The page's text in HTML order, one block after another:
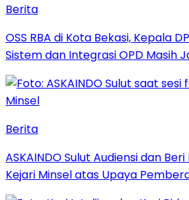
Berita
‎OSS RBA di Kota Bekasi, Kepala
Sistem dan Integrasi OPD Masih
Berita
ASKAINDO Sulut Audiensi dan
Kejari Minsel atas Upaya